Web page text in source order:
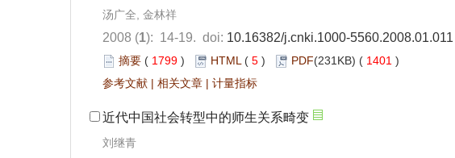
汤广全, 金林祥
2008 (1): 14-19. doi: 10.16382/j.cnki.1000-5560.2008.01.011
摘要 ( 1799 ) HTML ( 5 ) PDF(231KB) ( 1401 )
参考文献 | 相关文章 | 计量指标
近代中国社会转型中的师生关系畸变
刘继青